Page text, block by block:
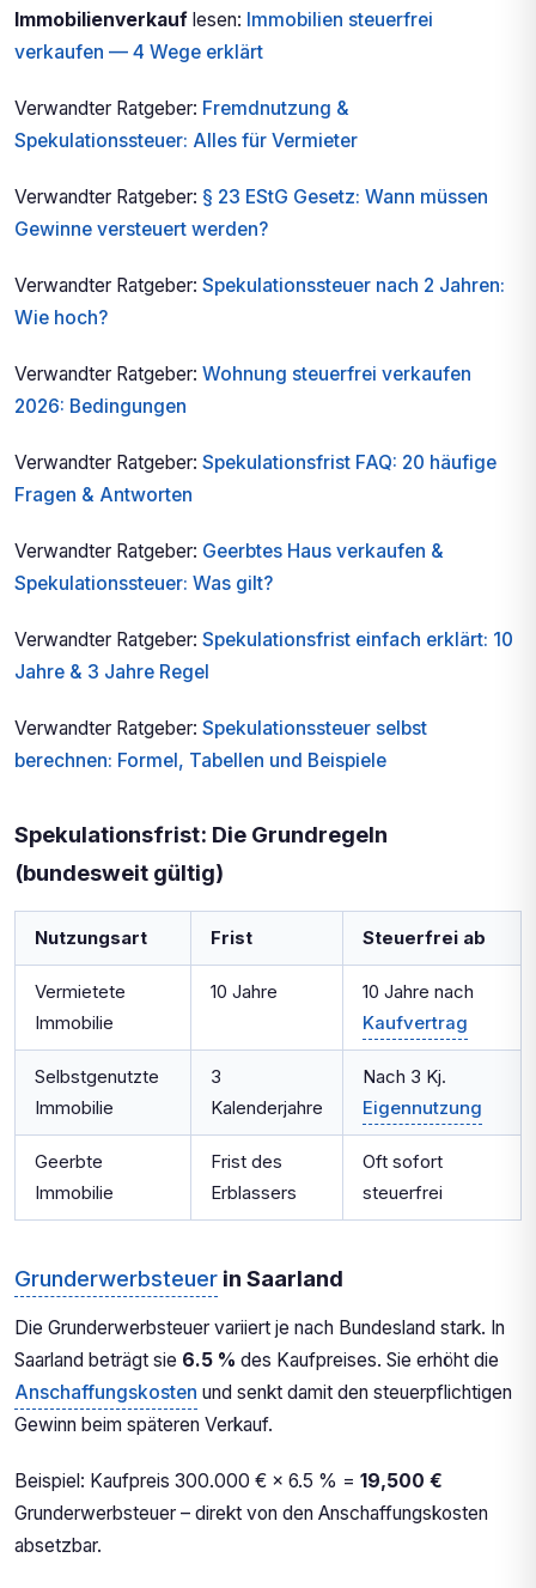
Immobilienverkauf lesen: Immobilien steuerfrei
verkaufen — 4 Wege erklärt
Verwandter Ratgeber: Fremdnutzung &
Spekulationssteuer: Alles für Vermieter
Verwandter Ratgeber: § 23 EStG Gesetz: Wann müssen
Gewinne versteuert werden?
Verwandter Ratgeber: Spekulationssteuer nach 2 Jahren:
Wie hoch?
Verwandter Ratgeber: Wohnung steuerfrei verkaufen
2026: Bedingungen
Verwandter Ratgeber: Spekulationsfrist FAQ: 20 häufige
Fragen & Antworten
Verwandter Ratgeber: Geerbtes Haus verkaufen &
Spekulationssteuer: Was gilt?
Verwandter Ratgeber: Spekulationsfrist einfach erklärt: 10
Jahre & 3 Jahre Regel
Verwandter Ratgeber: Spekulationssteuer selbst
berechnen: Formel, Tabellen und Beispiele
Spekulationsfrist: Die Grundregeln
(bundesweit gültig)
Nutzungsart Frist Steuerfrei ab
Vermietete
Immobilie
10 Jahre
10 Jahre nach
Kaufvertrag
Selbstgenutzte
Immobilie
3
Kalenderjahre
Nach 3 Kj.
Eigennutzung
Geerbte
Immobilie
Frist des
Erblassers
Oft sofort
steuerfrei
Grunderwerbsteuer in Saarland
Die Grunderwerbsteuer variiert je nach Bundesland stark. In
Saarland beträgt sie 6.5 % des Kaufpreises. Sie erhöht die
Anschaffungskosten und senkt damit den steuerpflichtigen
Gewinn beim späteren Verkauf.
Beispiel: Kaufpreis 300.000 € × 6.5 % = 19,500 €
Grunderwerbsteuer – direkt von den Anschaffungskosten
absetzbar.